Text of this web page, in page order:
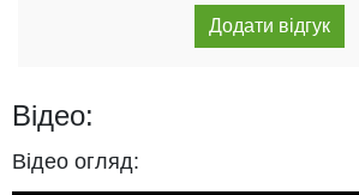
Відео:
Відео огляд: